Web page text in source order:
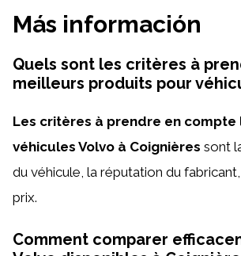
Más información
Quels sont les critères à
meilleurs produits pour
Les critères à prendre en
véhicules Volvo à Coignières sont
du véhicule, la réputation du
prix.
Comment comparer